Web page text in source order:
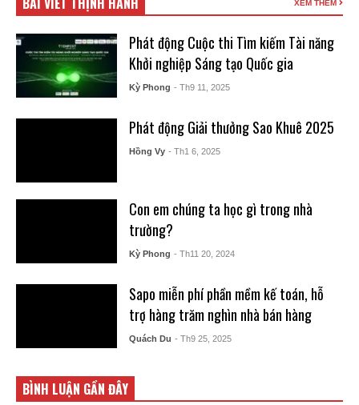
XEM THÊM
Phát động Cuộc thi Tìm kiếm Tài năng
Khởi nghiệp Sáng tạo Quốc gia
Kỳ Phong - Th9 11, 2025
Phát động Giải thưởng Sao Khuê 2025
Hồng Vy - Th1 6, 2025
Con em chúng ta học gì trong nhà
trường?
Kỳ Phong - Th11 20, 2024
Sapo miễn phí phần mềm kế toán, hỗ
trợ hàng trăm nghìn nhà bán hàng
Quách Du - Th9 25, 2025
BÌNH LUẬN GẦN ĐÂY